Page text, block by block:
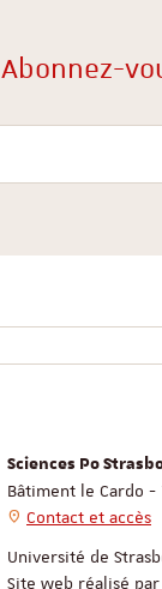
Abonnez-
Sciences Po
Bâtiment le Cardo
Contact et accès
Université de
Site web réalisé